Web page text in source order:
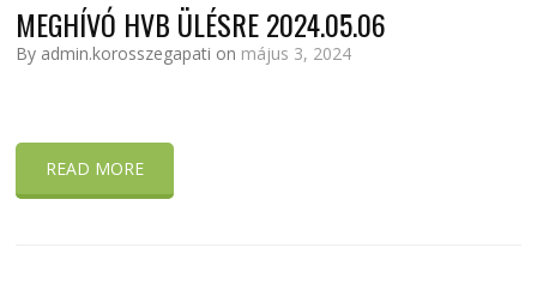
MEGHÍVÓ HVB ÜLÉSRE 2024.05.06
By admin.korosszegapati on május 3, 2024
READ MORE